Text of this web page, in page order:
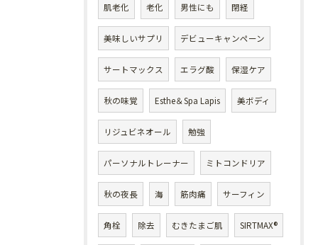
肌老化 老化 男性にも 閉経
美味しいサプリ デビューキャンペーン
サートマックス エラグ酸 保湿ケア
秋の味覚 Esthe＆Spa Lapis 美ボディ
リジュビネオール 勉強
パーソナルトレーナー ミトコンドリア
秋の夜長 海 筋肉痛 サーフィン
角栓 除去 むきたまご肌 SIRTMAX®